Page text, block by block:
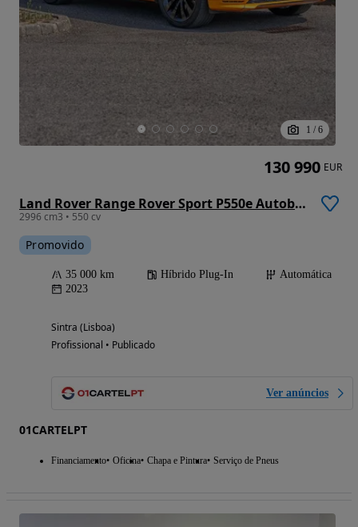
1 / 6
Land Rover Range Rover Sport P550e Autobiography
2996 cm3 • 550 cv
Promovido
35 000 km Híbrido Plug-In
Automática
2023
Sintra (Lisboa)
Profissional • Publicado
Ver anúncios
01CARTELPT
Financiamento Oficina Chapa e Pintura Serviço de Pneus
130 990 EUR